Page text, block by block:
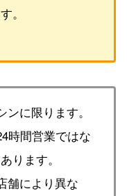
。
に限ります。
時間営業ではな
ります。
舗により異な